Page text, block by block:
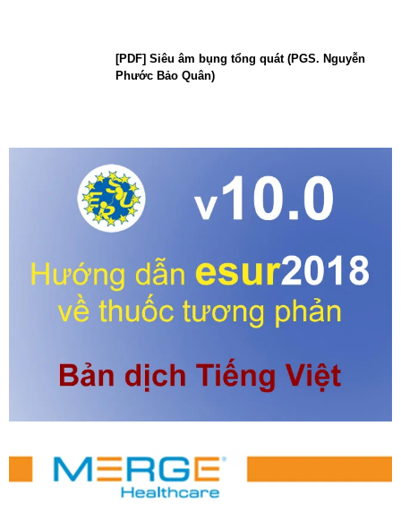
[PDF] Siêu âm bụng tổng quát (PGS. Nguyễn
Phước Bảo Quân)